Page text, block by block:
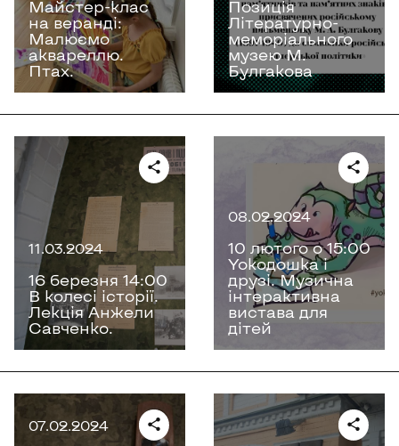
Майстер-клас
на веранді:
Малюємо
аквареллю.
Птах.
Позиція
Літературно-
меморіального
музею М.
Булгакова
11.03.2024
16 березня 14:00
В колесі історії.
Лекція Анжели
Савченко.
08.02.2024
10 лютого о 15:00
Yokoдошка і
друзі. Музична
інтерактивна
вистава для
дітей
07.02.2024